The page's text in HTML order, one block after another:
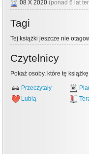
08 X 2020 (ponad 6 lat
Tagi
Tej książki jeszcze nie
Czytelnicy
Pokaż osoby, które tę
Przeczytały
Lubią